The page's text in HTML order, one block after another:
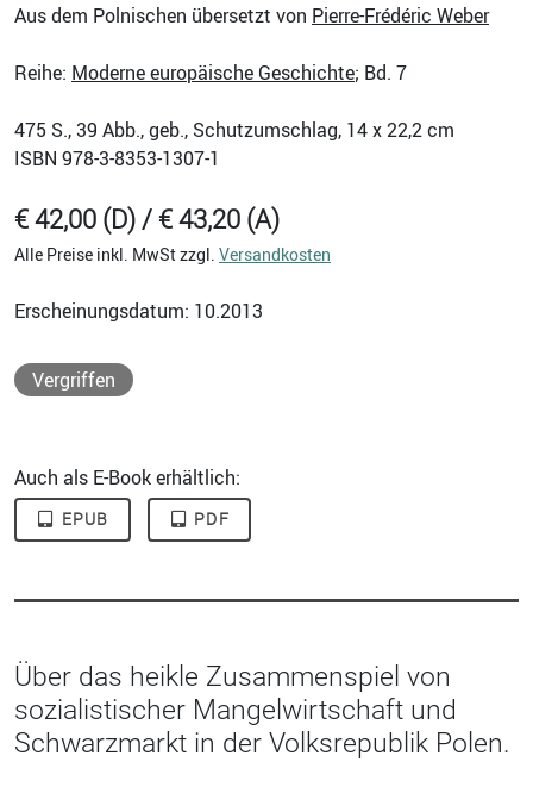
Aus dem Polnischen übersetzt von Pierre-Frédéric Weber
Reihe: Moderne europäische Geschichte; Bd. 7
475 S., 39 Abb., geb., Schutzumschlag, 14 x 22,2 cm
ISBN 978-3-8353-1307-1
€ 42,00 (D) / € 43,20 (A)
Alle Preise inkl. MwSt zzgl. Versandkosten
Erscheinungsdatum: 10.2013
Vergriffen
Auch als E-Book erhältlich:
EPUB PDF
Über das heikle Zusammenspiel von
sozialistischer Mangelwirtschaft und
Schwarzmarkt in der Volksrepublik Polen.